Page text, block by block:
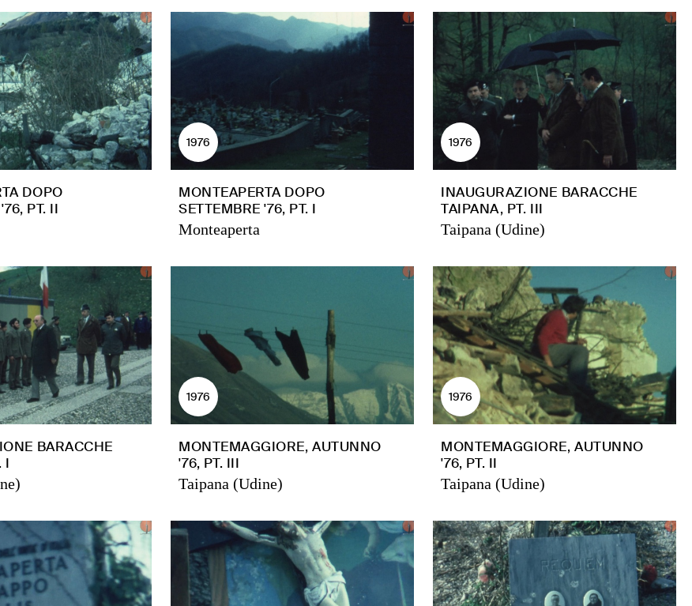
DOPO
PT. II
1976
MONTEAPERTA DOPO
SETTEMBRE '76, PT. I
Monteaperta
1976
INAUGURAZIONE BARACCHE
TAIPANA, PT. III
Taipana (Udine)
BARACCHE
I
1976
MONTEMAGGIORE, AUTUNNO
'76, PT. III
Taipana (Udine)
1976
MONTEMAGGIORE, AUTUNNO
'76, PT. II
Taipana (Udine)